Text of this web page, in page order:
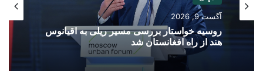
آگست 9, 2026
روسیه خواستار بررسی مسیر ریلی به اقیانوس
هند از راه افغانستان شد